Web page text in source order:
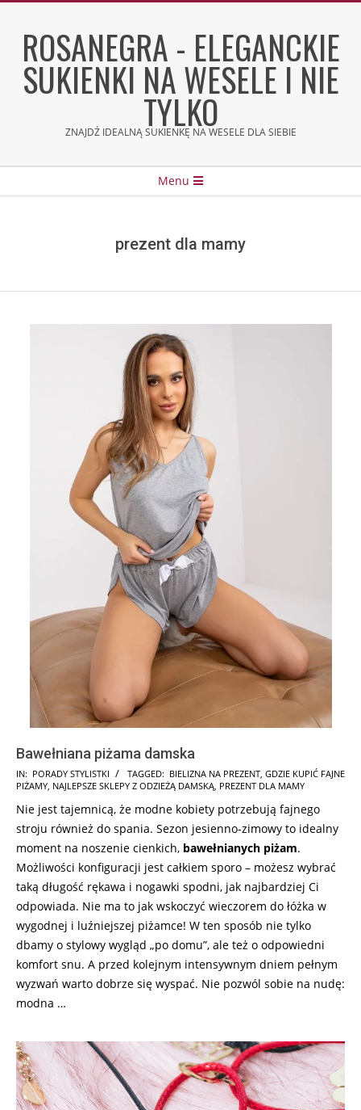
contentROSANEGRA - ELEGANCKIE
SUKIENKI NA WESELE I NIE
TYLKO
ZNAJDŹ IDEALNĄ SUKIENKĘ NA WESELE DLA SIEBIE
Menu
prezent dla mamy
Bawełniana piżama damska
2025-
10-
17
IN: PORADY STYLISTKI TAGGED: BIELIZNA NA PREZENT, GDZIE KUPIĆ FAJNE
PIŻAMY, NAJLEPSZE SKLEPY Z ODZIEŻĄ DAMSKĄ, PREZENT DLA MAMY
Nie jest tajemnicą, że modne kobiety potrzebują fajnego
stroju również do spania. Sezon jesienno-zimowy to idealny
moment na noszenie cienkich, bawełnianych piżam.
Możliwości konfiguracji jest całkiem sporo – możesz wybrać
taką długość rękawa i nogawki spodni, jak najbardziej Ci
odpowiada. Nie ma to jak wskoczyć wieczorem do łóżka w
wygodnej i luźniejszej piżamce! W ten sposób nie tylko
dbamy o stylowy wygląd „po domu”, ale też o odpowiedni
komfort snu. A przed kolejnym intensywnym dniem pełnym
wyzwań warto dobrze się wyspać. Nie pozwól sobie na nudę:
modna …